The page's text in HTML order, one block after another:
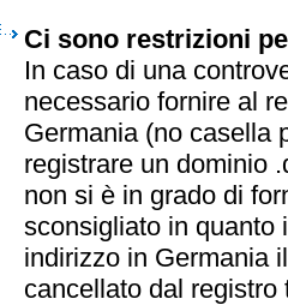
Ci sono restrizioni
In caso di una
necessario fornire al
Germania (no casella
registrare un dominio
non si è in grado di
sconsigliato in quanto
indirizzo in Germania
cancellato dal registro